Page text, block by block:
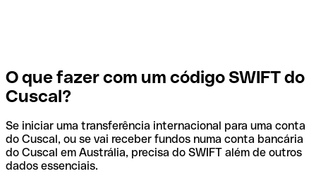
O que fazer com um código SWIFT do
Cuscal?
Se iniciar uma transferência internacional para uma conta
do Cuscal, ou se vai receber fundos numa conta bancária
do Cuscal em Austrália, precisa do SWIFT além de outros
dados essenciais.